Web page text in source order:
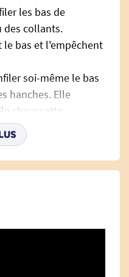
les bas de
des collants.
le bas et l'empêchent
soi-même le bas
hanches. Elle
chaussette
sur la partie
et de tirer sur le